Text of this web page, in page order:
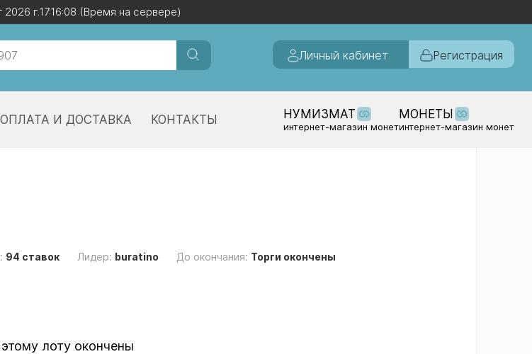
2026 г.17:16:09 (Время на сервере)
Личный кабинет Регистрация
ОПЛАТА И ДОСТАВКА КОНТАКТЫ НУМИЗМАТ
интернет-магазин монет
МОНЕТЫ
интернет-магазин монет
2026 г.17:16:09 (Время на сервере)
94 ставок Лидер: buratino До окончания: Торги окончены
лоту окончены